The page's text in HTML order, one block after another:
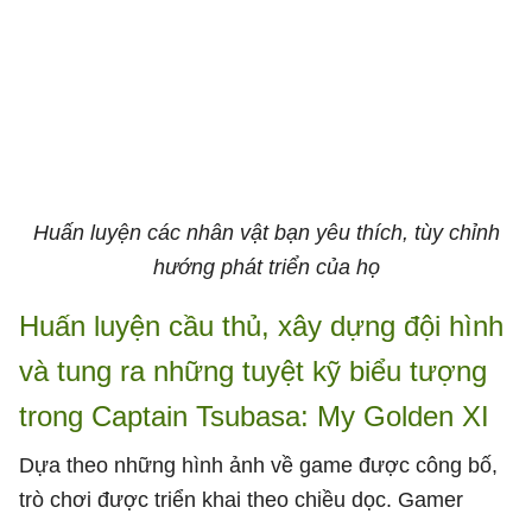
Huấn luyện các nhân vật bạn yêu thích, tùy chỉnh
hướng phát triển của họ
Huấn luyện cầu thủ, xây dựng đội hình
và tung ra những tuyệt kỹ biểu tượng
trong Captain Tsubasa: My Golden XI
Dựa theo những hình ảnh về game được công bố,
trò chơi được triển khai theo chiều dọc. Gamer